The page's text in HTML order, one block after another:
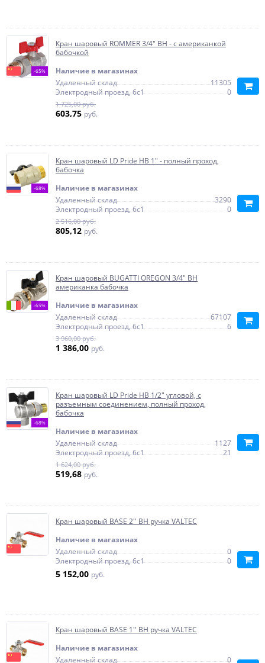
-65%
Кран шаровый ROMMER 3/4" ВН - с американкой
бабочкой
Наличие в магазинах
Удаленный склад
11305
Электродный проезд, 6с1
0
1 725,00 руб.
603,75 руб.
-68%
Кран шаровый LD Pride НВ 1" - полный проход,
бабочка
Наличие в магазинах
Удаленный склад
3290
Электродный проезд, 6с1
0
2 516,00 руб.
805,12 руб.
-65%
Кран шаровый BUGATTI OREGON 3/4" ВН
американка бабочка
Наличие в магазинах
Удаленный склад
67107
Электродный проезд, 6с1
6
3 960,00 руб.
1 386,00 руб.
-68%
Кран шаровый LD Pride НВ 1/2" угловой, с
разъемным соединением, полный проход,
бабочка
Наличие в магазинах
Удаленный склад
1127
Электродный проезд, 6с1
21
1 624,00 руб.
519,68 руб.
Кран шаровый BASE 2'' ВН ручка VALTEC
Наличие в магазинах
Удаленный склад
0
Электродный проезд, 6с1
0
5 152,00 руб.
Кран шаровый BASE 1'' ВН ручка VALTEC
Наличие в магазинах
Удаленный склад
0